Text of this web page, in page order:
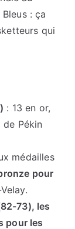
: ça
qui
: 13 en or,
de Pékin
médailles
pour
73), les
pour les